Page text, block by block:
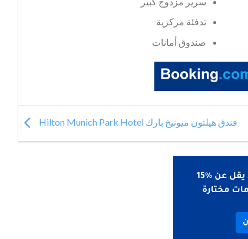
تدفئة مركزية
صندوق أمانات
فندق هيلتون ميونيخ بارك Hilton Munich Park Hotel